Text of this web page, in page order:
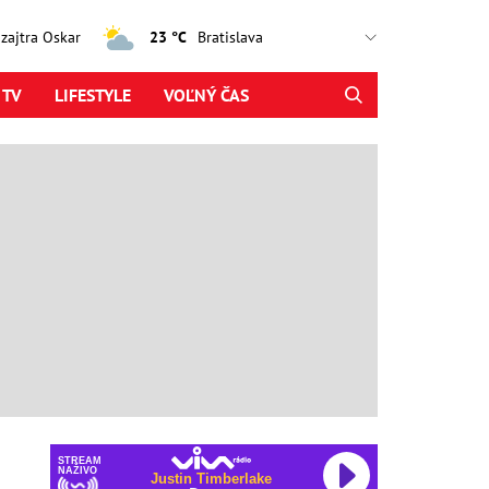
Oskar 23 °C
LIFESTYLE VOĽNÝ ČAS
STREAM
NAŽIVO
Justin Timberlake